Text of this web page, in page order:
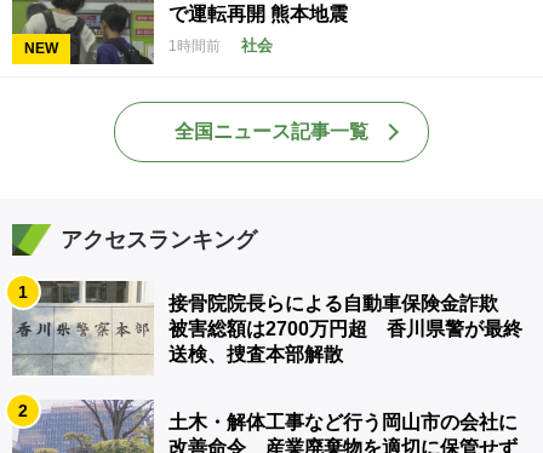
NEW
で運転再開 熊本地震
1時間前 社会
全国ニュース記事一覧
アクセスランキング
1
接骨院院長らによる自動車保険金詐欺
被害総額は2700万円超 香川県警が最終
送検、捜査本部解散
2
土木・解体工事など行う岡山市の会社に
改善命令 産業廃棄物を適切に保管せず